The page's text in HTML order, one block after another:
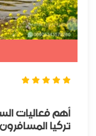
أهم فعاليات
تركيا